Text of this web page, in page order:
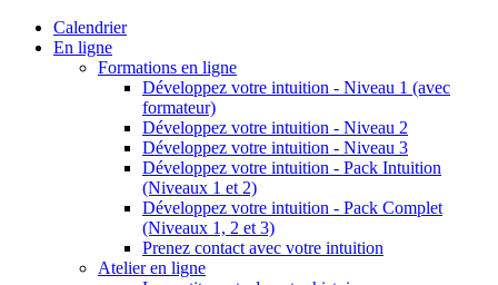
Calendrier
En ligne
Formations en ligne
Développez votre intuition - Niveau 1 (avec
formateur)
Développez votre intuition - Niveau 2
Développez votre intuition - Niveau 3
Développez votre intuition - Pack Intuition
(Niveaux 1 et 2)
Développez votre intuition - Pack Complet
(Niveaux 1, 2 et 3)
Prenez contact avec votre intuition
Atelier en ligne